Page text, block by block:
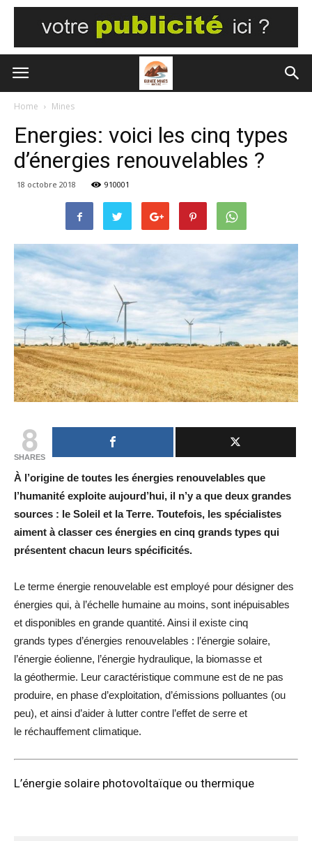
Home Mines
Energies: voici les cinq types
d’énergies renouvelables ?
18 octobre 2018 910001
8
SHARES
À l’origine de toutes les énergies renouvelables que
l’humanité exploite aujourd’hui, il n’y a que deux grandes
sources : le Soleil et la Terre. Toutefois, les spécialistes
aiment à classer ces énergies en cinq grands types qui
présentent chacun leurs spécificités.
Le terme énergie renouvelable est employé pour désigner des
énergies qui, à l’échelle humaine au moins, sont inépuisables
et disponibles en grande quantité. Ainsi il existe cinq
grands types d’énergies renouvelables : l’énergie solaire,
l’énergie éolienne, l’énergie hydraulique, la biomasse et
la géothermie. Leur caractéristique commune est de ne pas
produire, en phase d’exploitation, d’émissions polluantes (ou
peu), et ainsi d’aider à lutter contre l’effet de serre et
le réchauffement climatique.
L’énergie solaire photovoltaïque ou thermique